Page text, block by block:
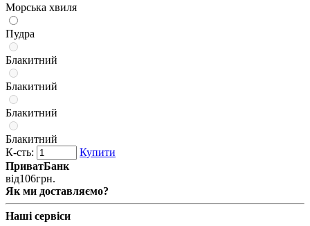
Морська хвиля
Пудра
Блакитний
Блакитний
Блакитний
Блакитний
К-сть:
Купити
ПриватБанк
від106грн.
Як ми доставляємо?
Наші сервіси